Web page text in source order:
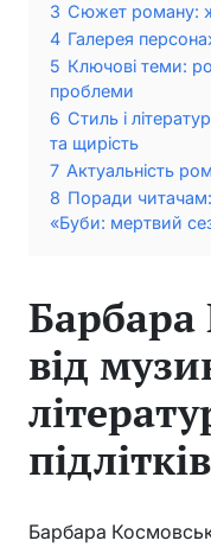
3 Сюжет роману:
4 Галерея
5 Ключові теми:
проблеми
6 Стиль і
та щирість
7 Актуальність
8 Поради
«Буби: мертвий
Барбара
від
підлітків
Барбара